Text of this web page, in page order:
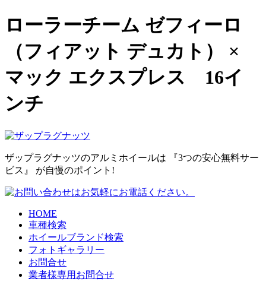
ローラーチーム ゼフィーロ
（フィアット デュカト） ×
マック エクスプレス 16イ
ンチ
ザップラグナッツのアルミホイールは
『3つの安心無料サー
ビス』 が自慢のポイント!
HOME
車種検索
ホイールブランド検索
フォトギャラリー
お問合せ
業者様専用お問合せ